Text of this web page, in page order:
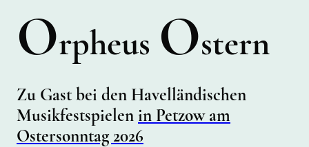
Orpheus Ostern
Zu Gast bei den Havelländischen
Musikfestspielen in Petzow am
Ostersonntag 2026